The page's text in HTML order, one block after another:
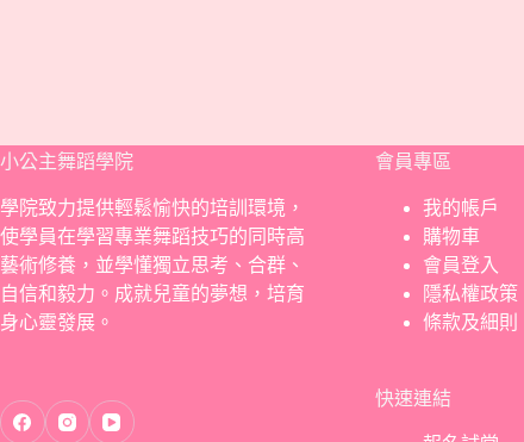
小公主舞蹈學院
學院致力提供輕鬆愉快的培訓環境，
使學員在學習專業舞蹈技巧的同時高
藝術修養，並學懂獨立思考、合群、
自信和毅力。成就兒童的夢想，培育
身心靈發展。
會員專區
我的帳戶
購物車
會員登入
隱私權政策
條款及細則
快速連結